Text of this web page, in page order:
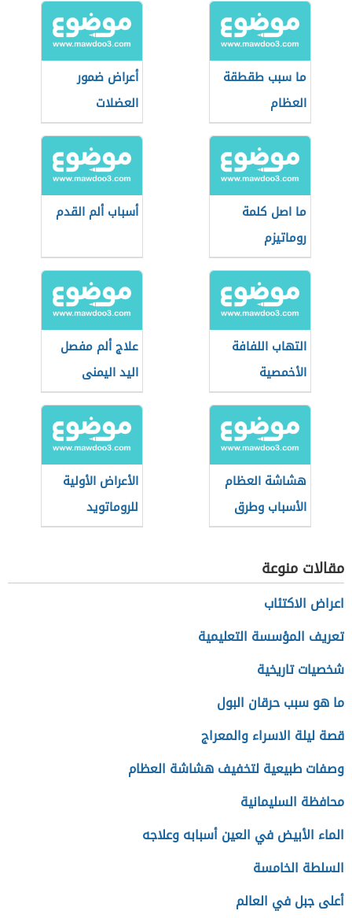
ما سبب طقطقة
العظام
أعراض ضمور
العضلات
ما اصل كلمة
روماتيزم
أسباب ألم القدم
التهاب اللفافة
الأخمصية
علاج ألم مفصل
اليد اليمنى
هشاشة العظام
الأسباب وطرق
الوقاية
الأعراض الأولية
للروماتويد
مقالات منوعة
اعراض الاكتئاب
تعريف المؤسسة التعليمية
شخصيات تاريخية
ما هو سبب حرقان البول
قصة ليلة الاسراء والمعراج
وصفات طبيعية لتخفيف هشاشة العظام
محافظة السليمانية
الماء الأبيض في العين أسبابه وعلاجه
السلطة الخامسة
أعلى جبل في العالم